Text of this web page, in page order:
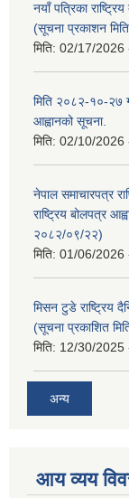
नयाँ पत्रिका
(सूचना प्रकाशन
मिति: 02/17/2026
मिति २०८२-१०-२७
आह्वानको सूचना.
मिति: 02/10/2026
नेपाल समाचारपत्र
राष्ट्रिय बोलपत्र
२०८२/०९/२२)
मिति: 01/06/2026
मिसन टुडे राष्ट्रिय
(सूचना प्रकाशित
मिति: 12/30/2025
अन्य
आय व्यय